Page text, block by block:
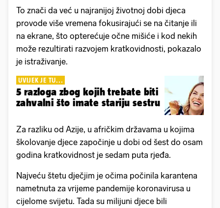
To znači da već u najranijoj životnoj dobi djeca
provode više vremena fokusirajući se na čitanje ili
na ekrane, što opterećuje očne mišiće i kod nekih
može rezultirati razvojem kratkovidnosti, pokazalo
je istraživanje.
UVIJEK JE TU...
5 razloga zbog kojih trebate biti
zahvalni što imate stariju sestru
Za razliku od Azije, u afričkim državama u kojima
školovanje djece započinje u dobi od šest do osam
godina kratkovidnost je sedam puta rjeđa.
Najveću štetu dječjim je očima počinila karantena
nametnuta za vrijeme pandemije koronavirusa u
cijelome svijetu. Tada su milijuni djece bili